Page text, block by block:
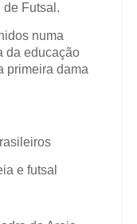
Futsal.
numa
da educação
primeira dama
e futsal